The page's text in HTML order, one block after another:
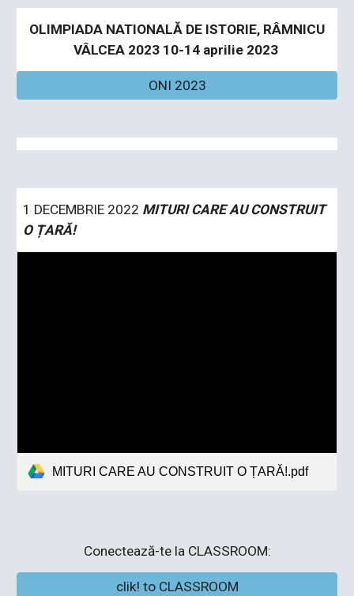
OLIMPIADA NATIONALĂ DE ISTORIE, RÂMNICU
VÂLCEA 2023 10-14 aprilie 2023
ONI 2023
1 DECEMBRIE 2022 MITURI CARE AU CONSTRUIT
O ȚARĂ!
MITURI CARE AU CONSTRUIT O ȚARĂ!.pdf
Conectează-te la CLASSROOM:
clik! to CLASSROOM